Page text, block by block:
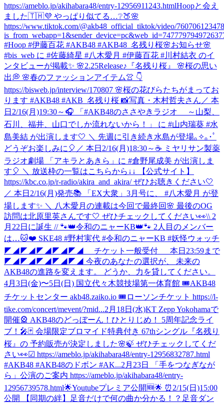
https://ameblo.jp/akihabara48/entry-12956911243.htmlHoopと会え
ました🇹🇭💜 やっぱり似てる…❔🍑🌸
https://www.tiktok.com/@akb48_official_tiktok/video/
#Hoop #伊藤百花 #AKB48 #AKB48_名残り桜🌸お知らせ🌸
#bis_web に #佐藤綺星 #八木愛月 #伊藤百花 #川村結衣 のイ
ンタビューが掲載✨ 🌸2.25Release♪『名残り桜』 🌸桜の思い
出💭 🌸春のファッションアイテム👚 👇
https://bisweb.jp/interview/170807 🌸桜の花びらたちがまってお
ります #AKB48 #AKB_名残り桜 📸写真・木村哲夫さん ／ 本
日2/16(月)19:30～🎧 「#AKB48のささやきラジオ ～山梨、
石川、福井、山口でしか流れないから！」 に #山内瑞葵 #水
島美結 が出演します🤍 ＼ 先週に引き続き水島が登場｡✧｡･ﾟ
どうぞお楽しみに🎈 ／ 本日2/16(月)18:30～☕ ミヤリサン製薬
ラジオ劇場 「アキラとあきら」に #倉野尾成美 が出演しま
す🎈 ＼ 放送枠の一覧はこちらから↓↓ 【公式サイト】
https://kbc.co.jp/r-radio/akira_and_akira/ ぜひお聴きください🤍
／ 本日2/16(月)発売📚 「EX大衆」3月号に、 #八木愛月 が登
場します✨ ＼ 八木愛月の連載は今回で最終回🌸 最後のOG
訪問は北原里英さんです🤍 ぜひチェックしてください👀\\ 2
月22日に誕生 // 🐾👑令和のニャーKB👑🐾 2人目のメンバー
は…🐱❤️ SKE48 #野村実代 #令和のニャーKB #妖怪ウォッチ
◤◢◤◢◤◢◤◢◤◢ チケット一般受付 本日23:59まで
◤◢◤◢◤◢◤◢◤◢ 今夜のあなたの選択が、 未来の
AKB48の進路を変えます。 どうか、力を貸してください。
4月3日(金)〜5日(日) 国立代々木競技場第一体育館 🎟AKB48
チケットセンター akb48.zaiko.io 🎟ローソンチケット https://l-
tike.com/concert/mevent/?mid...2月18日(水)KT Zepp Yokohamaで
開催🎡 AKB48のどっぼーん！ひとりじめ！ 5周年記念ライ
ブ！🎤🃏 会場限定ブロマイド特典付き 67thシングル『名残り
桜』の 予約販売が決定しました🌸🍃 ぜひチェックしてくだ
さい👀☑︎ https://ameblo.jp/akihabara48/entry-12956832787.html
#AKB48 #AKB48のドボン #AK...2月23日 「手をつなぎなが
ら」公演のご案内 https://ameblo.jp/akihabara48/entry-
12956739578.html🌟Youtubeプレミア公開🆕🌟 ⏰2/15(日)15:00
公開 【同期の絆】足音だけで何の曲か分かる！？足音ダン